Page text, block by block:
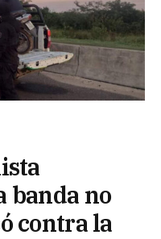
banda no
contra la